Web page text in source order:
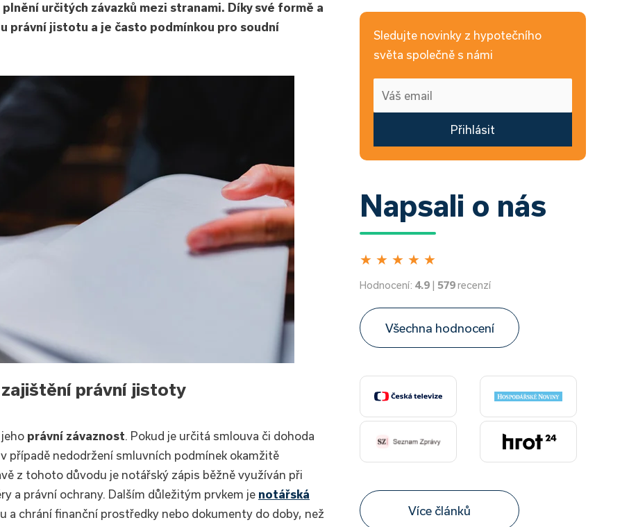
určitých závazků mezi stranami. Díky své formě a
právní jistotu a je často podmínkou pro soudní
právní jistoty
právní závaznost. Pokud je určitá smlouva či dohoda
případě nedodržení smluvních podmínek okamžitě
z tohoto důvodu je notářský zápis běžně využíván při
a právní ochrany. Dalším důležitým prvkem je notářská
a chrání finanční prostředky nebo dokumenty do doby, než
Sledujte novinky z hypotečního
světa společně s námi
Přihlásit
Napsali o nás
★ ★ ★ ★ ★
Hodnocení: 4.9 | 579recenzí
Všechna hodnocení
Více článků